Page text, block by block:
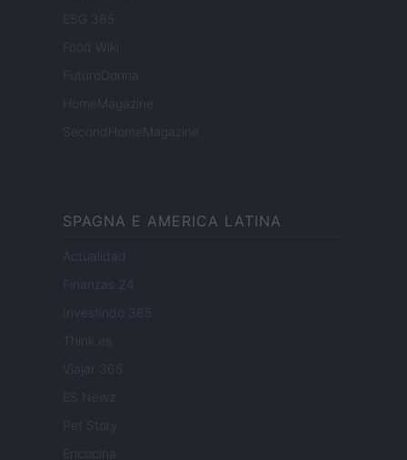
ESG 365
Food Wiki
FuturoDonna
HomeMagazine
SecondHomeMagazine
SPAGNA E AMERICA LATINA
Actualidad
Finanzas 24
Investindo 365
Think.es
Viajar 365
ES Newz
Pet Story
Encocina